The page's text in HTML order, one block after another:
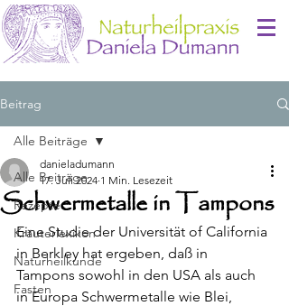
Beitrag
Alle Beiträge
Rezepte
Kräuterlexikon
Naturheilkunde
Fasten
Alle Beiträge
Schwermetalle in Tampons
danieladumann
17. Juli 2024 1 Min. Lesezeit
Eine Studie der Universität of California
in Berkley hat ergeben, daß in
Tampons sowohl in den USA als auch
in Europa Schwermetalle wie Blei,